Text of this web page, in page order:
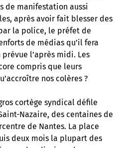
de manifestation aussi
après avoir fait blesser des
la police, le préfet de
de médias qu’il fera
l’après midi. Les
compris que leurs
nos colères ?
cortège syndical défile
Nazaire, des centaines de
de Nantes. La place
deux mois la plupart des